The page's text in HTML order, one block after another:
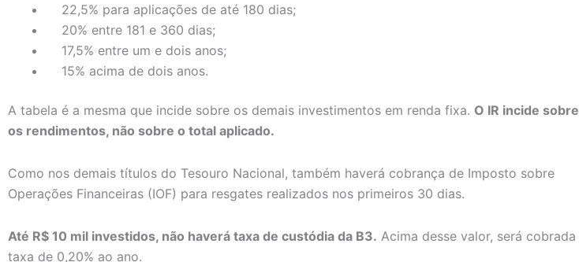
22,5% para aplicações de até 180 dias;
20% entre 181 e 360 dias;
17,5% entre um e dois anos;
15% acima de dois anos.
A tabela é a mesma que incide sobre os demais investimentos em renda fixa. O IR incide sobre
os rendimentos, não sobre o total aplicado.
Como nos demais títulos do Tesouro Nacional, também haverá cobrança de Imposto sobre
Operações Financeiras (IOF) para resgates realizados nos primeiros 30 dias.
Até R$ 10 mil investidos, não haverá taxa de custódia da B3. Acima desse valor, será cobrada
taxa de 0,20% ao ano.